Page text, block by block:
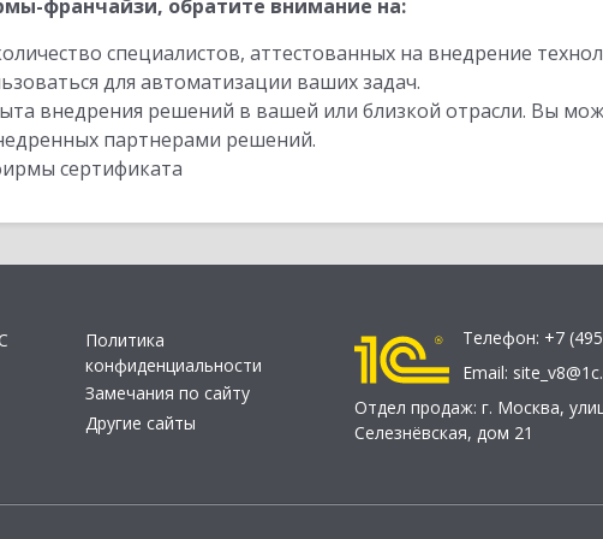
франчайзи, обратите внимание на:
специалистов, аттестованных на внедрение
для автоматизации ваших задач.
внедрения решений в вашей или близкой отрасли. Вы
партнерами решений.
сертификата
Политика
конфиденциальности
Замечания по сайту
Другие сайты
Телефон: +7
Email:
Отдел продаж: г. Москва,
Селезнёвская, дом 21